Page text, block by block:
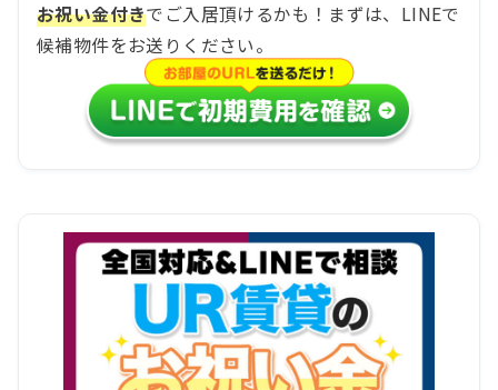
お祝い金付きでご入居頂けるかも！まずは、LINEで
候補物件をお送りください。